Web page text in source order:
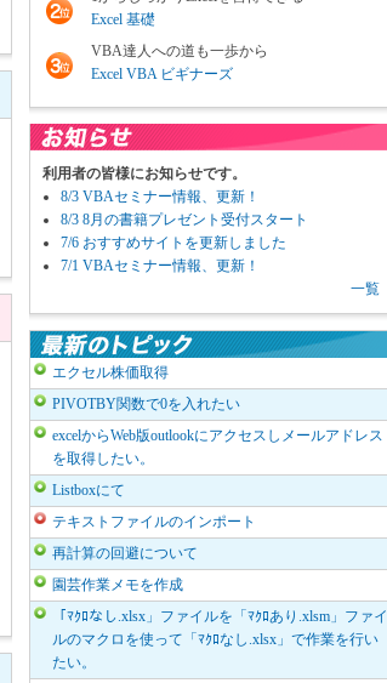
Excel 基礎
VBA達人への道も一歩から
Excel VBA ビギナーズ
利用者の皆様にお知らせです。
8/3 VBAセミナー情報、更新！
8/3 8月の書籍プレゼント受付スタート
7/6 おすすめサイトを更新しました
7/1 VBAセミナー情報、更新！
一覧
エクセル株価取得
PIVOTBY関数で0を入れたい
excelからWeb版outlookにアクセスしメールアドレス
を取得したい。
Listboxにて
テキストファイルのインポート
再計算の回避について
園芸作業メモを作成
「ﾏｸﾛなし.xlsx」ファイルを「ﾏｸﾛあり.xlsm」ファイ
ルのマクロを使って「ﾏｸﾛなし.xlsx」で作業を行い
たい。